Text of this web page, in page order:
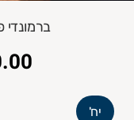
ברמונדי
יח'